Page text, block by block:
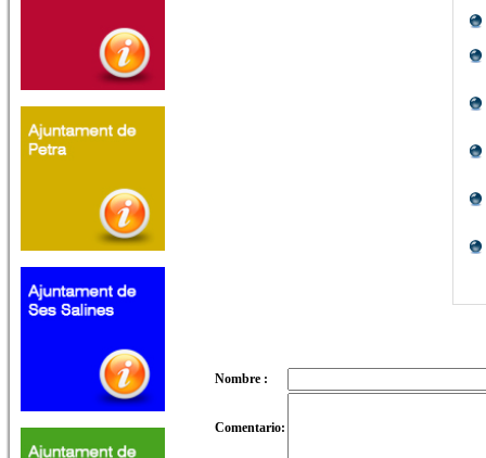
Nombre :
Comentario: